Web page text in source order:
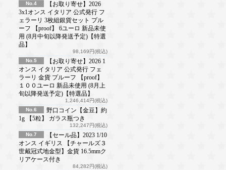
No.4
【お取り寄せ】2026
3x1オンス イタリア 公式発行 フ
ェラーリ 3枚組銀貨セット プル
ーフ 【proof】 6ユーロ 新品未使
用 (8月中旬以降発送予定)【特選
品】
98,169円(税込)
No.5
【お取り寄せ】2026 1
オンス イタリア 公式発行 フェ
ラーリ 金貨 プルーフ 【proof】
１００ユーロ 新品未使用 (8月上
旬以降発送予定)【特選品】
1,246,414円(税込)
No.6
野口コイン【金豆】約
1g 【5粒】 ガラス瓶つき
132,247円(税込)
No.7
【セール品】2023 1/10
オンス イギリス 【チャールズ３
世戴冠式地金型】金貨 16.5mmク
リアケース付き
84,282円(税込)